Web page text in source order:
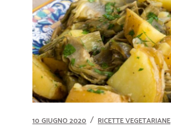
10 GIUGNO 2020 RICETTE VEGETARIANE